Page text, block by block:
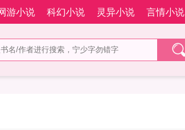
游小说 科幻小说 灵异小说 言情小说